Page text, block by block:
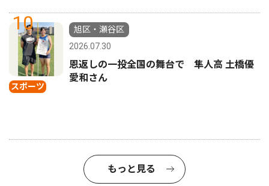
10
スポーツ
旭区・瀬谷区
2026.07.30
恩返しの一投全国の舞台で 隼人高 土橋優
愛和さん
もっと見る